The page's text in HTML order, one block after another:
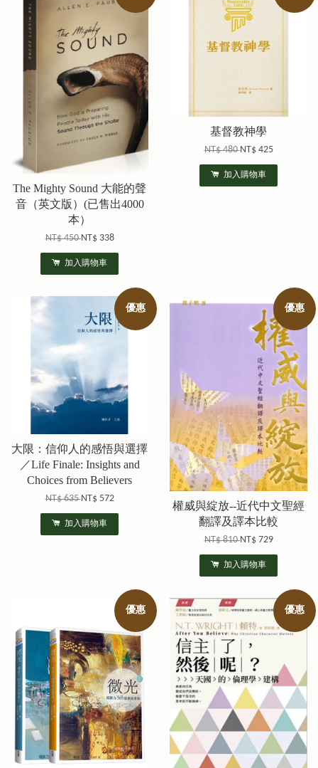
The Mighty Sound 大能的聲
音（英文版）(已售出4000
本）
NT$ 450NT$ 338
加入購物車
基督教神學
NT$ 480NT$ 425
加入購物車
優惠
大限：信仰人的感悟與選擇
／Life Finale: Insights and
Choices from Believers
NT$ 635NT$ 572
加入購物車
優惠
權威與綻放--近代中文聖經
翻譯及譯本比較
NT$ 810NT$ 729
加入購物車
優惠 優惠